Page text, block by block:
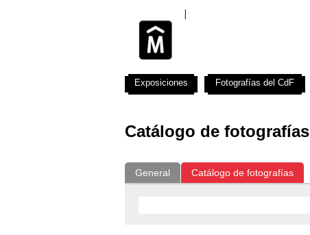
Catálogo de fotografías
General Catálogo de fotografías
Exposiciones Fotografías del CdF